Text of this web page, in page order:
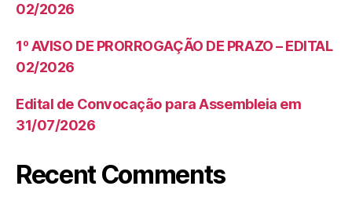
02/2026
1º AVISO DE PRORROGAÇÃO DE PRAZO – EDITAL
02/2026
Edital de Convocação para Assembleia em
31/07/2026
Recent Comments